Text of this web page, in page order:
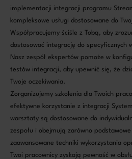
implementacji integracji programu
kompleksowe usługi dostosowane do
Współpracujemy ściśle z Tobą, aby
dostosować integrację do specyficznych
Nasz zespół ekspertów pomoże w
testów integracji, aby upewnić się, że
Twoje oczekiwania.
Zorganizujemy szkolenia dla Twoich
efektywne korzystanie z integracji
warsztaty są dostosowane do
zespołu i obejmują zarówno
zaawansowane techniki wykorzystania
Twoi pracownicy zyskają pewność w